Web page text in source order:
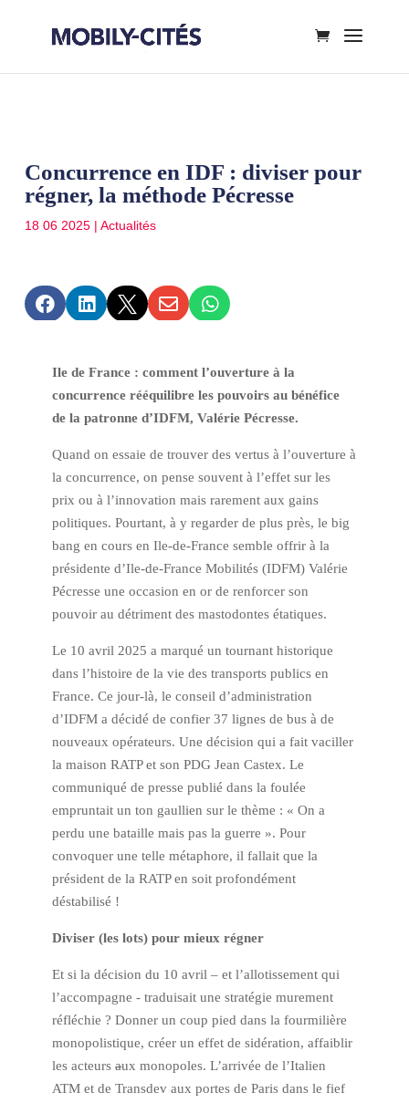
Concurrence en IDF : diviser pour
régner, la méthode Pécresse
18 06 2025| Actualités
    
Ile de France : comment l’ouverture à la
concurrence rééquilibre les pouvoirs au bénéfice
de la patronne d’IDFM, Valérie Pécresse.
Quand on essaie de trouver des vertus à l’ouverture à
la concurrence, on pense souvent à l’effet sur les
prix ou à l’innovation mais rarement aux gains
politiques. Pourtant, à y regarder de plus près, le big
bang en cours en Ile-de-France semble offrir à la
présidente d’Ile-de-France Mobilités (IDFM) Valérie
Pécresse une occasion en or de renforcer son
pouvoir au détriment des mastodontes étatiques.
Le 10 avril 2025 a marqué un tournant historique
dans l’histoire de la vie des transports publics en
France. Ce jour-là, le conseil d’administration
d’IDFM a décidé de confier 37 lignes de bus à de
nouveaux opérateurs. Une décision qui a fait vaciller
la maison RATP et son PDG Jean Castex. Le
communiqué de presse publié dans la foulée
empruntait un ton gaullien sur le thème : « On a
perdu une bataille mais pas la guerre ». Pour
convoquer une telle métaphore, il fallait que la
président de la RATP en soit profondément
déstabilisé !
Diviser (les lots) pour mieux régner
Et si la décision du 10 avril – et l’allotissement qui
l’accompagne - traduisait une stratégie murement
réfléchie ? Donner un coup pied dans la fourmilière
monopolistique, créer un effet de sidération, affaiblir
les acteursaux monopoles. L’arrivée de l’Italien
ATM et de Transdev aux portes de Paris dans le fief